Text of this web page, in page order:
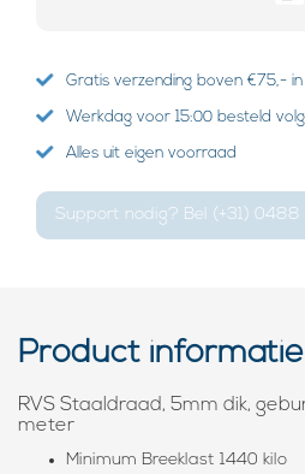
Gratis verzending boven €75,- in
Werkdag voor 15:00 besteld
Alles uit eigen voorraad
Support nodig? Bel (+31) 0488
Product informatie
RVS Staaldraad, 5mm dik,
meter
Minimum Breeklast 1440 kilo